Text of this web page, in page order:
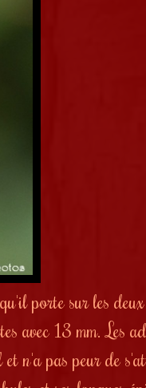
porte sur les
avec 13 mm. Les
n'a pas peur de